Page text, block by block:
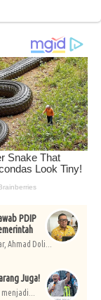
PDIP
Ahmad Doli...
Juga!